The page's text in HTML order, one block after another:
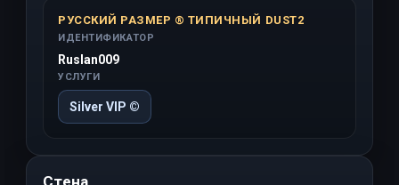
РУССКИЙ РАЗМЕР ® ТИПИЧНЫЙ DUST2
ИДЕНТИФИКАТОР
Ruslan009
УСЛУГИ
Silver VIP ©
Стена